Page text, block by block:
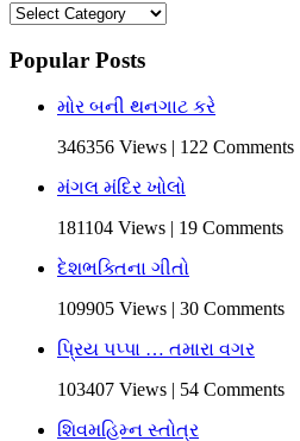
Categories
Popular Posts
મોર બની થનગાટ કરે
346356 Views | 122 Comments
મંગલ મંદિર ખોલો
181104 Views | 19 Comments
દેશભક્તિના ગીતો
109905 Views | 30 Comments
પ્રિય પપ્પા … તમારા વગર
103407 Views | 54 Comments
શિવમહિમ્ન સ્તોત્ર